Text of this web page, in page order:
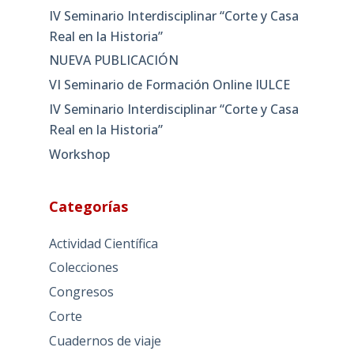
IV Seminario Interdisciplinar “Corte y Casa
Real en la Historia”
NUEVA PUBLICACIÓN
VI Seminario de Formación Online IULCE
IV Seminario Interdisciplinar “Corte y Casa
Real en la Historia”
Workshop
Categorías
Actividad Científica
Colecciones
Congresos
Corte
Cuadernos de viaje